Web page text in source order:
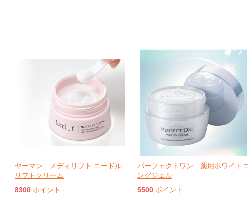
ヤーマン メディリフト ニードル
リフトクリーム
8300 ポイント
パーフェクトワン 薬用ホワイトニ
ングジェル
5500 ポイント